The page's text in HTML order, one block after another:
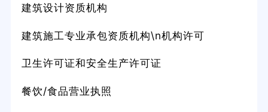
建筑设计资质机构
建筑施工专业承包资质机构\n机构许可
卫生许可证和安全生产许可证
餐饮/食品营业执照